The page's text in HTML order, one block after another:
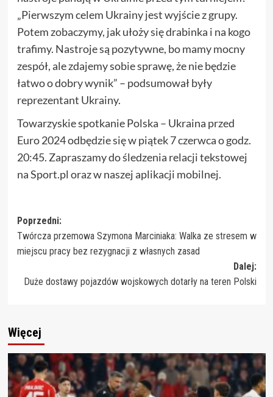
„Pierwszym celem Ukrainy jest wyjście z grupy.
Potem zobaczymy, jak ułoży się drabinka i na kogo
trafimy. Nastroje są pozytywne, bo mamy mocny
zespół, ale zdajemy sobie sprawę, że nie będzie
łatwo o dobry wynik” – podsumował były
reprezentant Ukrainy.
Towarzyskie spotkanie Polska – Ukraina przed
Euro 2024 odbędzie się w piątek 7 czerwca o godz.
20:45. Zapraszamy do śledzenia relacji tekstowej
na Sport.pl oraz w naszej aplikacji mobilnej.
Zobacz
wpisy
Poprzedni:
Twórcza przemowa Szymona Marciniaka: Walka ze stresem w
miejscu pracy bez rezygnacji z własnych zasad
Dalej:
Duże dostawy pojazdów wojskowych dotarły na teren Polski
Więcej